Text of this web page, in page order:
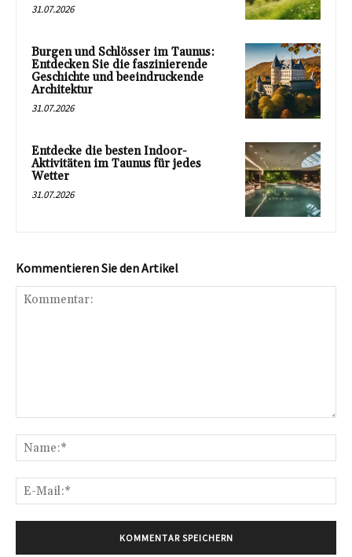
31.07.2026
Burgen und Schlösser im Taunus:
Entdecken Sie die faszinierende
Geschichte und beeindruckende
Architektur
31.07.2026
Entdecke die besten Indoor-
Aktivitäten im Taunus für jedes
Wetter
31.07.2026
Kommentieren Sie den Artikel